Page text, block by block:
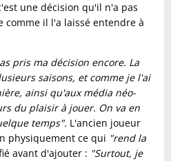
une décision qu'il n'a pas
il l'a laissé entendre à
pris ma décision encore. La
saisons, et comme je l'ai
ainsi qu'aux média néo-
du plaisir à jouer. On va en
temps". L'ancien joueur
physiquement ce qui "rend la
avant d'ajouter : "Surtout, je